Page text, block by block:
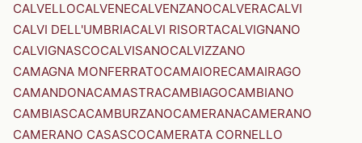
CALVELLOCALVENECALVENZANOCALVERACALVI
CALVI DELL'UMBRIACALVI RISORTACALVIGNANO
CALVIGNASCOCALVISANOCALVIZZANO
CAMAGNA MONFERRATOCAMAIORECAMAIRAGO
CAMANDONACAMASTRACAMBIAGOCAMBIANO
CAMBIASCACAMBURZANOCAMERANACAMERANO
CAMERANO CASASCOCAMERATA CORNELLO